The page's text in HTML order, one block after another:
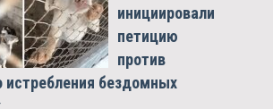
инициировали
петицию
против
истребления бездомных